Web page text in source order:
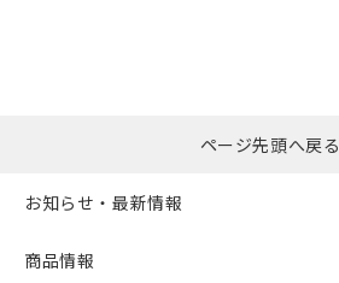
ページ先頭へ戻る
お知らせ・最新情報
商品情報